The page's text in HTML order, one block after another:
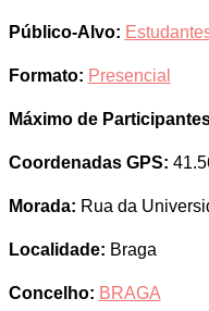
Público-Alvo:
Formato: Presencial
Máximo de
Coordenadas GPS:
Morada: Rua da
Localidade: Braga
Concelho: BRAGA